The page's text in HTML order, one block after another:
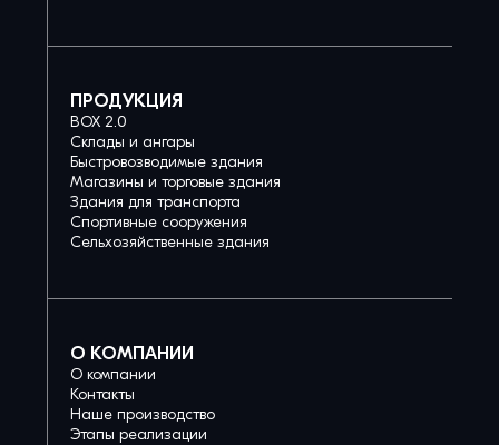
ПРОДУКЦИЯ
BOX 2.0
Склады и ангары
Быстровозводимые здания
Магазины и торговые здания
Здания для транспорта
Спортивные сооружения
Сельхозяйственные здания
О КОМПАНИИ
О компании
Контакты
Наше производство
Этапы реализации